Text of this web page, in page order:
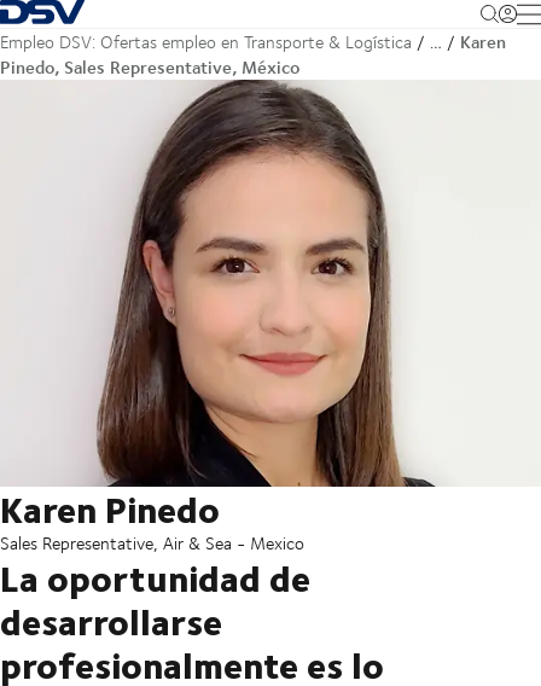
Volver a la página de inicio
Empleo DSV: Ofertas empleo en Transporte & Logística …
Karen
Pinedo, Sales Representative, México
Karen Pinedo
Sales Representative, Air & Sea - Mexico
La oportunidad de
desarrollarse
profesionalmente es lo